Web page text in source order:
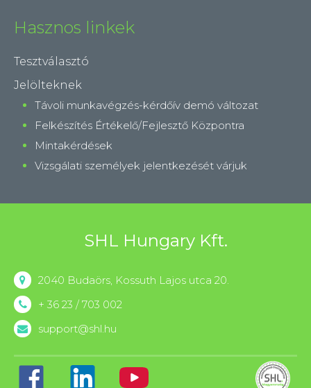
Hasznos linkek
Tesztválasztó
Jelölteknek
Távoli munkavégzés-kérdőív demó változat
Felkészítés Értékelő/Fejlesztő Központra
Mintakérdések
Vizsgálati személyek jelentkezését várjuk
SHL Hungary Kft.
2040 Budaörs, Kossuth Lajos utca 20.
+ 36 23 / 703 002
support@shl.hu